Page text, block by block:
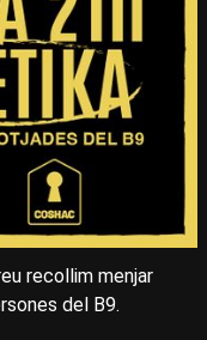
recollim menjar
del B9.